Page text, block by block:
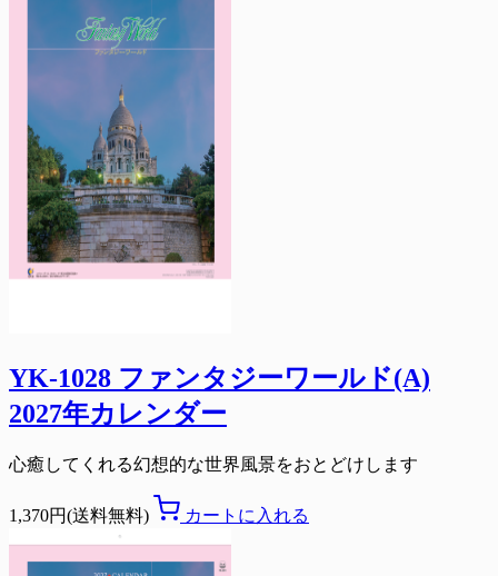
YK-1028 ファンタジーワールド(A)
2027年カレンダー
心癒してくれる幻想的な世界風景をおとどけします
1,370円(送料無料) カートに入れる